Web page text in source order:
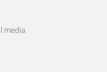
media